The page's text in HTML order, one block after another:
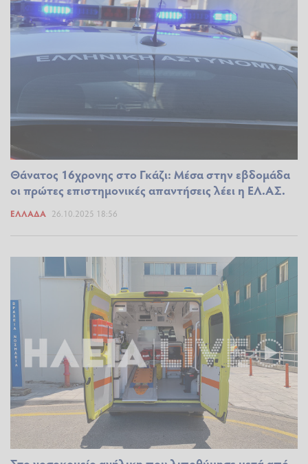
Θάνατος 16χρονης στο Γκάζι: Μέσα στην εβδομάδα
οι πρώτες επιστημονικές απαντήσεις λέει η ΕΛ.ΑΣ.
ΕΛΛΆΔΑ 26.10.2025 18:56